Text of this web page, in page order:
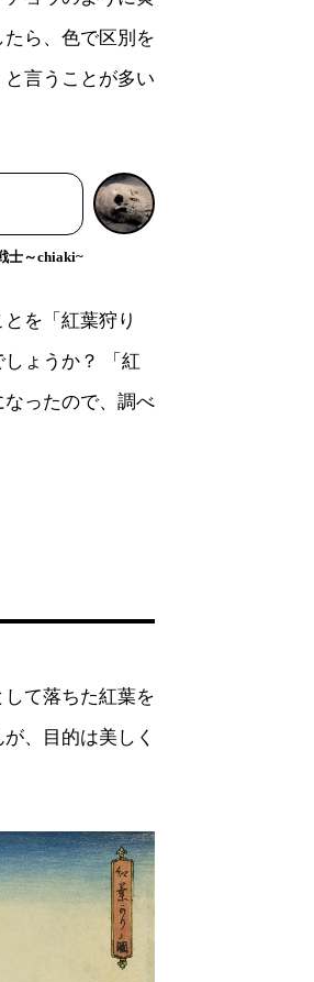
ら、色で区別を
言うことが多い
士～chiaki~
を「紅葉狩り
ょうか？ 「紅
ったので、調べ
て落ちた紅葉を
、目的は美しく